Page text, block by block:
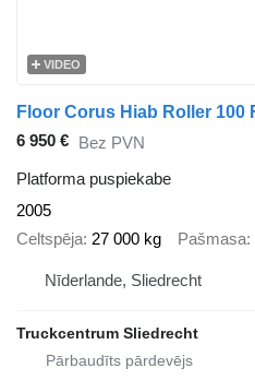
VIDEO
6 950 € Bez PVN
Platforma puspiekabe
2005
Celtspēja 27 000 kg Pašmasa
Nīderlande, Sliedrecht
Truckcentrum Sliedrecht